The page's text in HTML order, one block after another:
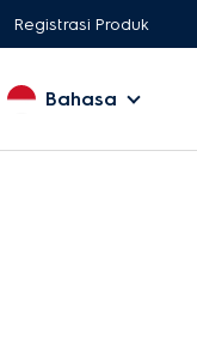
Registrasi Produk
Bahasa